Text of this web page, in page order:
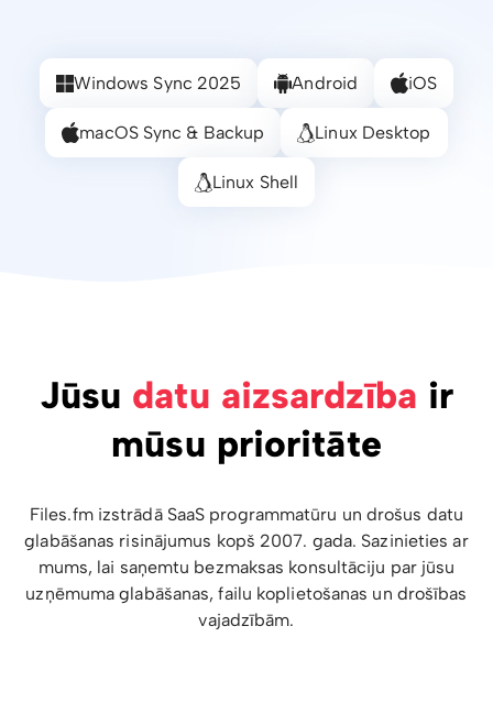
Windows Sync 2025 Android iOS
macOS Sync & Backup Linux Desktop
Linux Shell
Jūsu datu aizsardzība ir
mūsu prioritāte
Files.fm izstrādā SaaS programmatūru un drošus datu
glabāšanas risinājumus kopš 2007. gada. Sazinieties ar
mums, lai saņemtu bezmaksas konsultāciju par jūsu
uzņēmuma glabāšanas, failu koplietošanas un drošības
vajadzībām.